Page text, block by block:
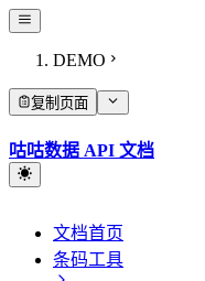
DEMO
复制页面
咕咕数据 API 文档
文档首页
条码工具